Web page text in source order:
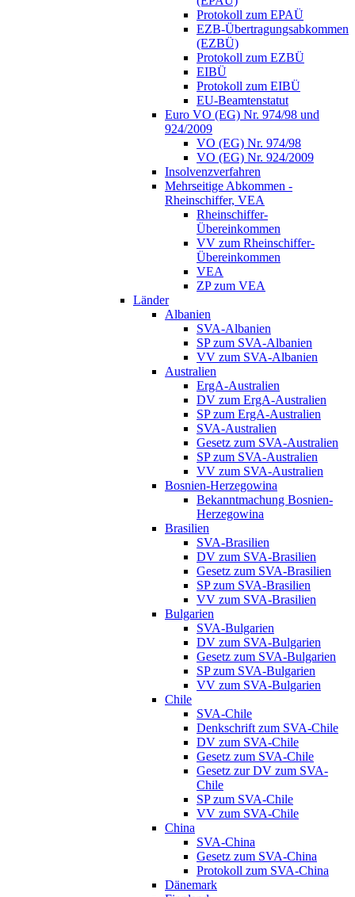
Protokoll zum EPAÜ
EZB-Übertragungsabkommen
(EZBÜ)
Protokoll zum EZBÜ
EIBÜ
Protokoll zum EIBÜ
EU-Beamtenstatut
Euro VO (EG) Nr. 974/98 und
924/2009
VO (EG) Nr. 974/98
VO (EG) Nr. 924/2009
Insolvenzverfahren
Mehrseitige Abkommen -
Rheinschiffer, VEA
Rheinschiffer-
Übereinkommen
VV zum Rheinschiffer-
Übereinkommen
VEA
ZP zum VEA
Länder
Albanien
SVA-Albanien
SP zum SVA-Albanien
VV zum SVA-Albanien
Australien
ErgA-Australien
DV zum ErgA-Australien
SP zum ErgA-Australien
SVA-Australien
Gesetz zum SVA-Australien
SP zum SVA-Australien
VV zum SVA-Australien
Bosnien-Herzegowina
Bekanntmachung Bosnien-
Herzegowina
Brasilien
SVA-Brasilien
DV zum SVA-Brasilien
Gesetz zum SVA-Brasilien
SP zum SVA-Brasilien
VV zum SVA-Brasilien
Bulgarien
SVA-Bulgarien
DV zum SVA-Bulgarien
Gesetz zum SVA-Bulgarien
SP zum SVA-Bulgarien
VV zum SVA-Bulgarien
Chile
SVA-Chile
Denkschrift zum SVA-Chile
DV zum SVA-Chile
Gesetz zum SVA-Chile
Gesetz zur DV zum SVA-
Chile
SP zum SVA-Chile
VV zum SVA-Chile
China
SVA-China
Gesetz zum SVA-China
Protokoll zum SVA-China
Dänemark